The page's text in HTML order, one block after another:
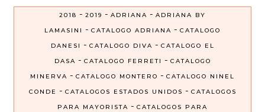
2018 - 2019 - ADRIANA - ADRIANA BY
LAMASINI
- CATALOGO ADRIANA - CATALOGO
DANESI
- CATALOGO DIVA - CATALOGO EL
DASA - CATALOGO FERRETI - CATALOGO
MINERVA - CATALOGO MONTERO - CATALOGO NINEL
CONDE
- CATALOGOS ESTADOS UNIDOS - CATALOGOS
PARA MAYORISTA - CATALOGOS PARA